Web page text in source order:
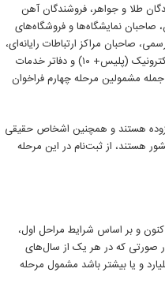
که دارای حداقل برق سه فاز ۵۰ آمپر باشد، فروشندگان طلا و جواهر، فروشندگان آهن
صاحبان نمایشگاه‌ها و فروشگاه‌های
صاحبان مراکز ارتباطات رایانه‌ای،
دفاتر خدمات ارتباطی، دفتر خدمات مشترکین تلفن همراه و آژانس‌های پستی و دفاتر خدمات دولت الکترونیک (پلیس+ ۱۰) و دفاتر خدمات
مشمولین مرحله چهارم فراخوان
موضوع ماده ۱۲ قانون مالیات بر ارزش افزوده هستند و همچنین اشخاص حقیقی
کشور هستند، از ثبت‌نام در این مرحله
شد، کلیه اشخاص حقوقی که تاکنون و بر اساس شرایط مراحل اول،
صورتی که در هر یک از سال‌های
میلیارد و یا بیشتر باشد مشمول مرحله